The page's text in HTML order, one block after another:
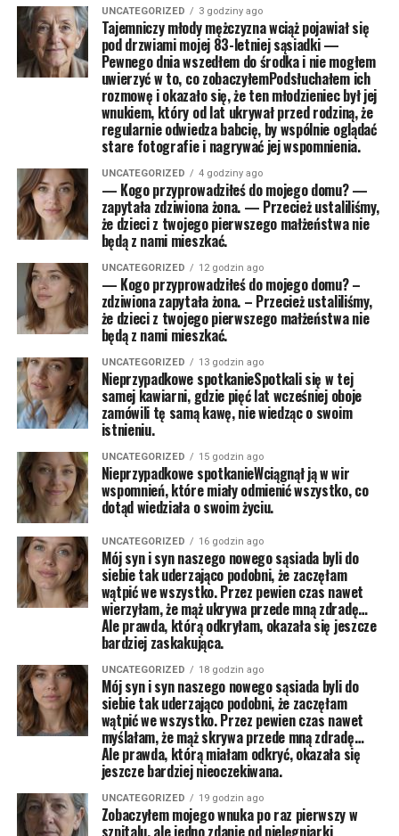
UNCATEGORIZED 3 godziny ago
Tajemniczy młody mężczyzna wciąż pojawiał się
pod drzwiami mojej 83-letniej sąsiadki —
Pewnego dnia wszedłem do środka i nie mogłem
uwierzyć w to, co zobaczyłemPodsłuchałem ich
rozmowę i okazało się, że ten młodzieniec był jej
wnukiem, który od lat ukrywał przed rodziną, że
regularnie odwiedza babcię, by wspólnie oglądać
stare fotografie i nagrywać jej wspomnienia.
UNCATEGORIZED 4 godziny ago
— Kogo przyprowadziłeś do mojego domu? —
zapytała zdziwiona żona. — Przecież ustaliliśmy,
że dzieci z twojego pierwszego małżeństwa nie
będą z nami mieszkać.
UNCATEGORIZED 12 godzin ago
— Kogo przyprowadziłeś do mojego domu? –
zdziwiona zapytała żona. – Przecież ustaliliśmy,
że dzieci z twojego pierwszego małżeństwa nie
będą z nami mieszkać.
UNCATEGORIZED 13 godzin ago
Nieprzypadkowe spotkanieSpotkali się w tej
samej kawiarni, gdzie pięć lat wcześniej oboje
zamówili tę samą kawę, nie wiedząc o swoim
istnieniu.
UNCATEGORIZED 15 godzin ago
Nieprzypadkowe spotkanieWciągnął ją w wir
wspomnień, które miały odmienić wszystko, co
dotąd wiedziała o swoim życiu.
UNCATEGORIZED 16 godzin ago
Mój syn i syn naszego nowego sąsiada byli do
siebie tak uderzająco podobni, że zaczęłam
wątpić we wszystko. Przez pewien czas nawet
wierzyłam, że mąż ukrywa przede mną zdradę…
Ale prawda, którą odkryłam, okazała się jeszcze
bardziej zaskakująca.
UNCATEGORIZED 18 godzin ago
Mój syn i syn naszego nowego sąsiada byli do
siebie tak uderzająco podobni, że zaczęłam
wątpić we wszystko. Przez pewien czas nawet
myślałam, że mąż skrywa przede mną zdradę…
Ale prawda, którą miałam odkryć, okazała się
jeszcze bardziej nieoczekiwana.
UNCATEGORIZED 19 godzin ago
Zobaczyłem mojego wnuka po raz pierwszy w
szpitalu, ale jedno zdanie od pielęgniarki